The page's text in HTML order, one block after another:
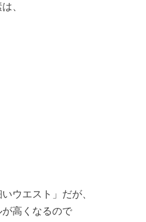
、
ウエスト」だが、
高くなるので